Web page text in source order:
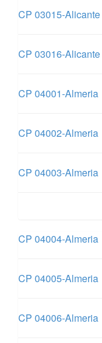
CP 03015-Alicante
CP 03016-Alicante
CP 04001-Almeria
CP 04002-Almeria
CP 04003-Almeria
CP 04004-Almeria
CP 04005-Almeria
CP 04006-Almeria